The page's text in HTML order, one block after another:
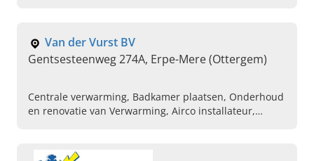
Van der Vurst BV
Gentsesteenweg 274A, Erpe-Mere (Ottergem)
Centrale verwarming, Badkamer plaatsen, Onderhoud
en renovatie van Verwarming, Airco installateur,
Ventilatie en verluchting